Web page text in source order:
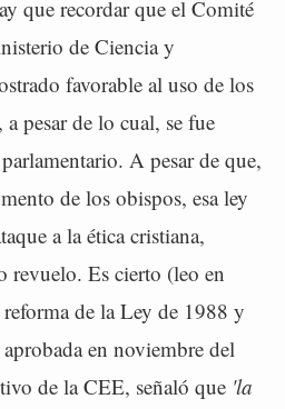
que recordar que el Comité
de Ciencia y
favorable al uso de los
pesar de lo cual, se fue
A pesar de que,
de los obispos, esa ley
a la ética cristiana,
revuelo. Es cierto (leo en
de la Ley de 1988 y
en noviembre del
de la CEE, señaló que 'la